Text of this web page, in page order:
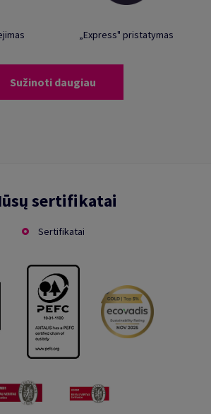
„Express" pristatymas
Sužinoti daugiau
sertifikatai
Sertifikatai